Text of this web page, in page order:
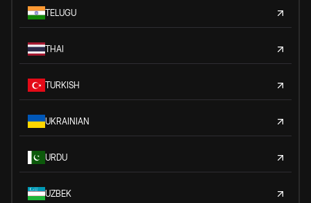
TELUGU
THAI
TURKISH
UKRAINIAN
URDU
UZBEK